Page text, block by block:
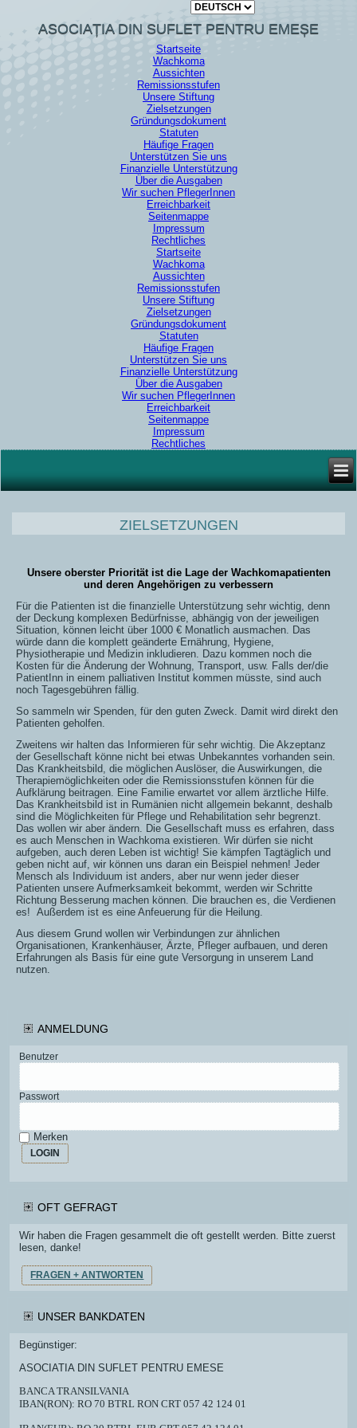
ASOCIAȚIA DIN SUFLET PENTRU EMEȘE
Startseite
Wachkoma
Aussichten
Remissionsstufen
Unsere Stiftung
Zielsetzungen
Gründungsdokument
Statuten
Häufige Fragen
Unterstützen Sie uns
Finanzielle Unterstützung
Über die Ausgaben
Wir suchen PflegerInnen
Erreichbarkeit
Seitenmappe
Impressum
Rechtliches
Startseite
Wachkoma
Aussichten
Remissionsstufen
Unsere Stiftung
Zielsetzungen
Gründungsdokument
Statuten
Häufige Fragen
Unterstützen Sie uns
Finanzielle Unterstützung
Über die Ausgaben
Wir suchen PflegerInnen
Erreichbarkeit
Seitenmappe
Impressum
Rechtliches
ZIELSETZUNGEN
Unsere oberster Priorität ist die Lage der Wachkomapatienten
und deren Angehörigen zu verbessern
Für die Patienten ist die finanzielle Unterstützung sehr wichtig, denn
der Deckung komplexen Bedürfnisse, abhängig von der jeweiligen
Situation, können leicht über 1000 € Monatlich ausmachen. Das
würde dann die komplett geänderte Ernährung, Hygiene,
Physiotherapie und Medizin inkludieren. Dazu kommen noch die
Kosten für die Änderung der Wohnung, Transport, usw. Falls der/die
PatientInn in einem palliativen Institut kommen müsste, sind auch
noch Tagesgebühren fällig.
So sammeln wir Spenden, für den guten Zweck. Damit wird direkt den
Patienten geholfen.
Zweitens wir halten das Informieren für sehr wichtig. Die Akzeptanz
der Gesellschaft könne nicht bei etwas Unbekanntes vorhanden sein.
Das Krankheitsbild, die möglichen Auslöser, die Auswirkungen, die
Therapiemöglichkeiten oder die Remissionsstufen können für die
Aufklärung beitragen. Eine Familie erwartet vor allem ärztliche Hilfe.
Das Krankheitsbild ist in Rumänien nicht allgemein bekannt, deshalb
sind die Möglichkeiten für Pflege und Rehabilitation sehr begrenzt.
Das wollen wir aber ändern. Die Gesellschaft muss es erfahren, dass
es auch Menschen in Wachkoma existieren. Wir dürfen sie nicht
aufgeben, auch deren Leben ist wichtig! Sie kämpfen Tagtäglich und
geben nicht auf, wir können uns daran ein Beispiel nehmen! Jeder
Mensch als Individuum ist anders, aber nur wenn jeder dieser
Patienten unsere Aufmerksamkeit bekommt, werden wir Schritte
Richtung Besserung machen können. Die brauchen es, die Verdienen
es! Außerdem ist es eine Anfeuerung für die Heilung.
Aus diesem Grund wollen wir Verbindungen zur ähnlichen
Organisationen, Krankenhäuser, Ärzte, Pfleger aufbauen, und deren
Erfahrungen als Basisfür eine gute Versorgung in unserem Land
nutzen.
ANMELDUNG
Benutzer
Passwort
Merken
LOGIN
OFT GEFRAGT
Wir haben die Fragen gesammelt die oft gestellt werden. Bitte zuerst
lesen, danke!
FRAGEN + ANTWORTEN
UNSER BANKDATEN
Begünstiger:
ASOCIATIA DIN SUFLET PENTRU EMESE
BANCA TRANSILVANIA
IBAN(RON): RO 70 BTRL RON CRT 057 42 124 01